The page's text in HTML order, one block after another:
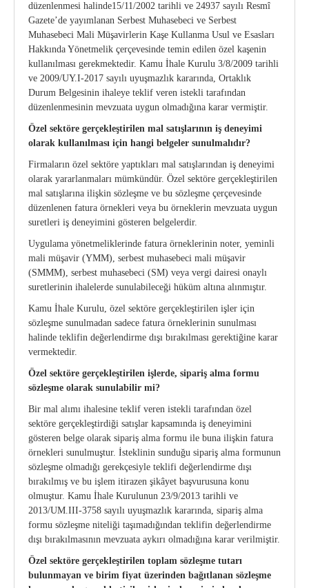
düzenlenmesi halinde15/11/2002 tarihli ve 24937 sayılı Resmî
Gazete’de yayımlanan Serbest Muhasebeci ve Serbest
Muhasebeci Mali Müşavirlerin Kaşe Kullanma Usul ve Esasları
Hakkında Yönetmelik çerçevesinde temin edilen özel kaşenin
kullanılması gerekmektedir. Kamu İhale Kurulu 3/8/2009 tarihli
ve 2009/UY.I-2017 sayılı uyuşmazlık kararında, Ortaklık
Durum Belgesinin ihaleye teklif veren istekli tarafından
düzenlenmesinin mevzuata uygun olmadığına karar vermiştir.
Özel sektöre gerçekleştirilen mal satışlarının iş deneyimi
olarak kullanılması için hangi belgeler sunulmalıdır?
Firmaların özel sektöre yaptıkları mal satışlarından iş deneyimi
olarak yararlanmaları mümkündür. Özel sektöre gerçekleştirilen
mal satışlarına ilişkin sözleşme ve bu sözleşme çerçevesinde
düzenlenen fatura örnekleri veya bu örneklerin mevzuata uygun
suretleri iş deneyimini gösteren belgelerdir.
Uygulama yönetmeliklerinde fatura örneklerinin noter, yeminli
mali müşavir (YMM), serbest muhasebeci mali müşavir
(SMMM), serbest muhasebeci (SM) veya vergi dairesi onaylı
suretlerinin ihalelerde sunulabileceği hüküm altına alınmıştır.
Kamu İhale Kurulu, özel sektöre gerçekleştirilen işler için
sözleşme sunulmadan sadece fatura örneklerinin sunulması
halinde teklifin değerlendirme dışı bırakılması gerektiğine karar
vermektedir.
Özel sektöre gerçekleştirilen işlerde, sipariş alma formu
sözleşme olarak sunulabilir mi?
Bir mal alımı ihalesine teklif veren istekli tarafından özel
sektöre gerçekleştirdiği satışlar kapsamında iş deneyimini
gösteren belge olarak sipariş alma formu ile buna ilişkin fatura
örnekleri sunulmuştur. İsteklinin sunduğu sipariş alma formunun
sözleşme olmadığı gerekçesiyle teklifi değerlendirme dışı
bırakılmış ve bu işlem itirazen şikâyet başvurusuna konu
olmuştur. Kamu İhale Kurulunun 23/9/2013 tarihli ve
2013/UM.III-3758 sayılı uyuşmazlık kararında, sipariş alma
formu sözleşme niteliği taşımadığından teklifin değerlendirme
dışı bırakılmasının mevzuata aykırı olmadığına karar verilmiştir.
Özel sektöre gerçekleştirilen toplam sözleşme tutarı
bulunmayan ve birim fiyat üzerinden bağıtlanan sözleşme